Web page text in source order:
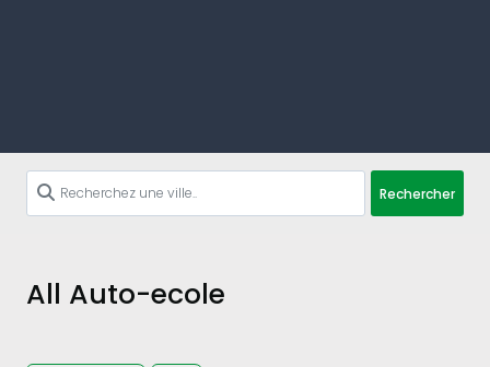
Rechercher
All Auto-ecole